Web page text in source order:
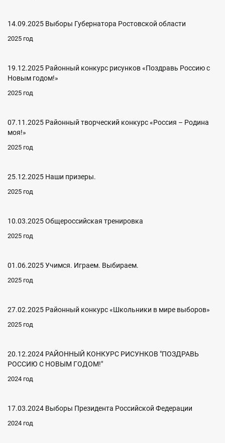
14.09.2025 Выборы Губернатора Ростовской области
2025 год
19.12.2025 Районный конкурс рисунков «Поздравь Россию с
Новым годом!»
2025 год
07.11.2025 Районный творческий конкурс «Россия – Родина
моя!»
2025 год
25.12.2025 Наши призеры.
2025 год
10.03.2025 Общероссийская тренировка
2025 год
01.06.2025 Учимся. Играем. Выбираем.
2025 год
27.02.2025 Районный конкурс «Школьники в мире выборов»
2025 год
20.12.2024 РАЙОННЫЙ КОНКУРС РИСУНКОВ "ПОЗДРАВЬ
РОССИЮ С НОВЫМ ГОДОМ!"
2024 год
17.03.2024 Выборы Президента Российской Федерации
2024 год